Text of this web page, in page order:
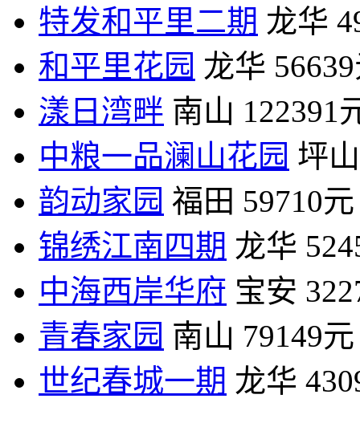
特发和平里二期 龙华
和平里花园 龙华
漾日湾畔 南山 122391
中粮一品澜山花园 坪山
韵动家园 福田 59710元
锦绣江南四期 龙华
中海西岸华府 宝安
青春家园 南山 79149元
世纪春城一期 龙华